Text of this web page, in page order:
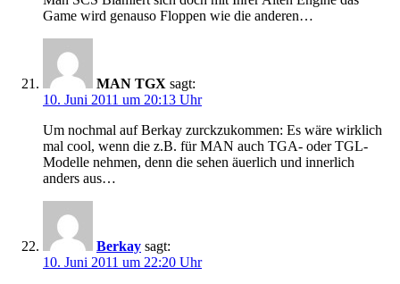
Game wird genauso Floppen wie die anderen…
MAN TGX sagt:
10. Juni 2011 um 20:13 Uhr
Um nochmal auf Berkay zurckzukommen: Es wäre wirklich
mal cool, wenn die z.B. für MAN auch TGA- oder TGL-
Modelle nehmen, denn die sehen äuerlich und innerlich
anders aus…
Berkay sagt:
10. Juni 2011 um 22:20 Uhr